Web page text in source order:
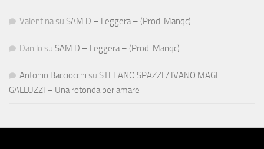
Valentina su SAM D – Leggera – (Prod. Manqc)
Danilo su SAM D – Leggera – (Prod. Manqc)
Antonio Bacciocchi su STEFANO SPAZZI / IVANO MAGI
GALLUZZI – Una rotonda per amare